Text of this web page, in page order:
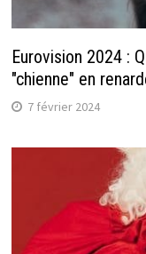
Eurovision 2024 :
"chienne" en
7 février 2024